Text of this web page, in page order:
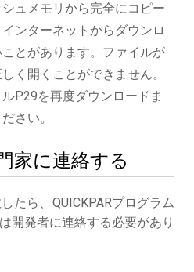
ュメモリから完全にコピー
ンターネットからダウンロ
とがあります。ファイルが
く開くことができません。
P29を再度ダウンロードま
さい。
家に連絡する
たら、QUICKPARプログラム
開発者に連絡する必要があり